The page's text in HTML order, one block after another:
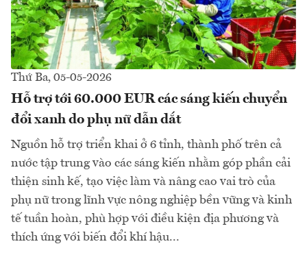
Thứ Ba, 05-05-2026
Hỗ trợ tới 60.000 EUR các sáng kiến chuyển
đổi xanh do phụ nữ dẫn dắt
Nguồn hỗ trợ triển khai ở 6 tỉnh, thành phố trên cả
nước tập trung vào các sáng kiến nhằm góp phần cải
thiện sinh kế, tạo việc làm và nâng cao vai trò của
phụ nữ trong lĩnh vực nông nghiệp bền vững và kinh
tế tuần hoàn, phù hợp với điều kiện địa phương và
thích ứng với biến đổi khí hậu...